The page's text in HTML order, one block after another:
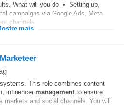
What will you do • Setting up,
campaigns via Google Ads, Meta
channels...
mais
This role combines content
influencer management to ensure
markets and social channels. You will